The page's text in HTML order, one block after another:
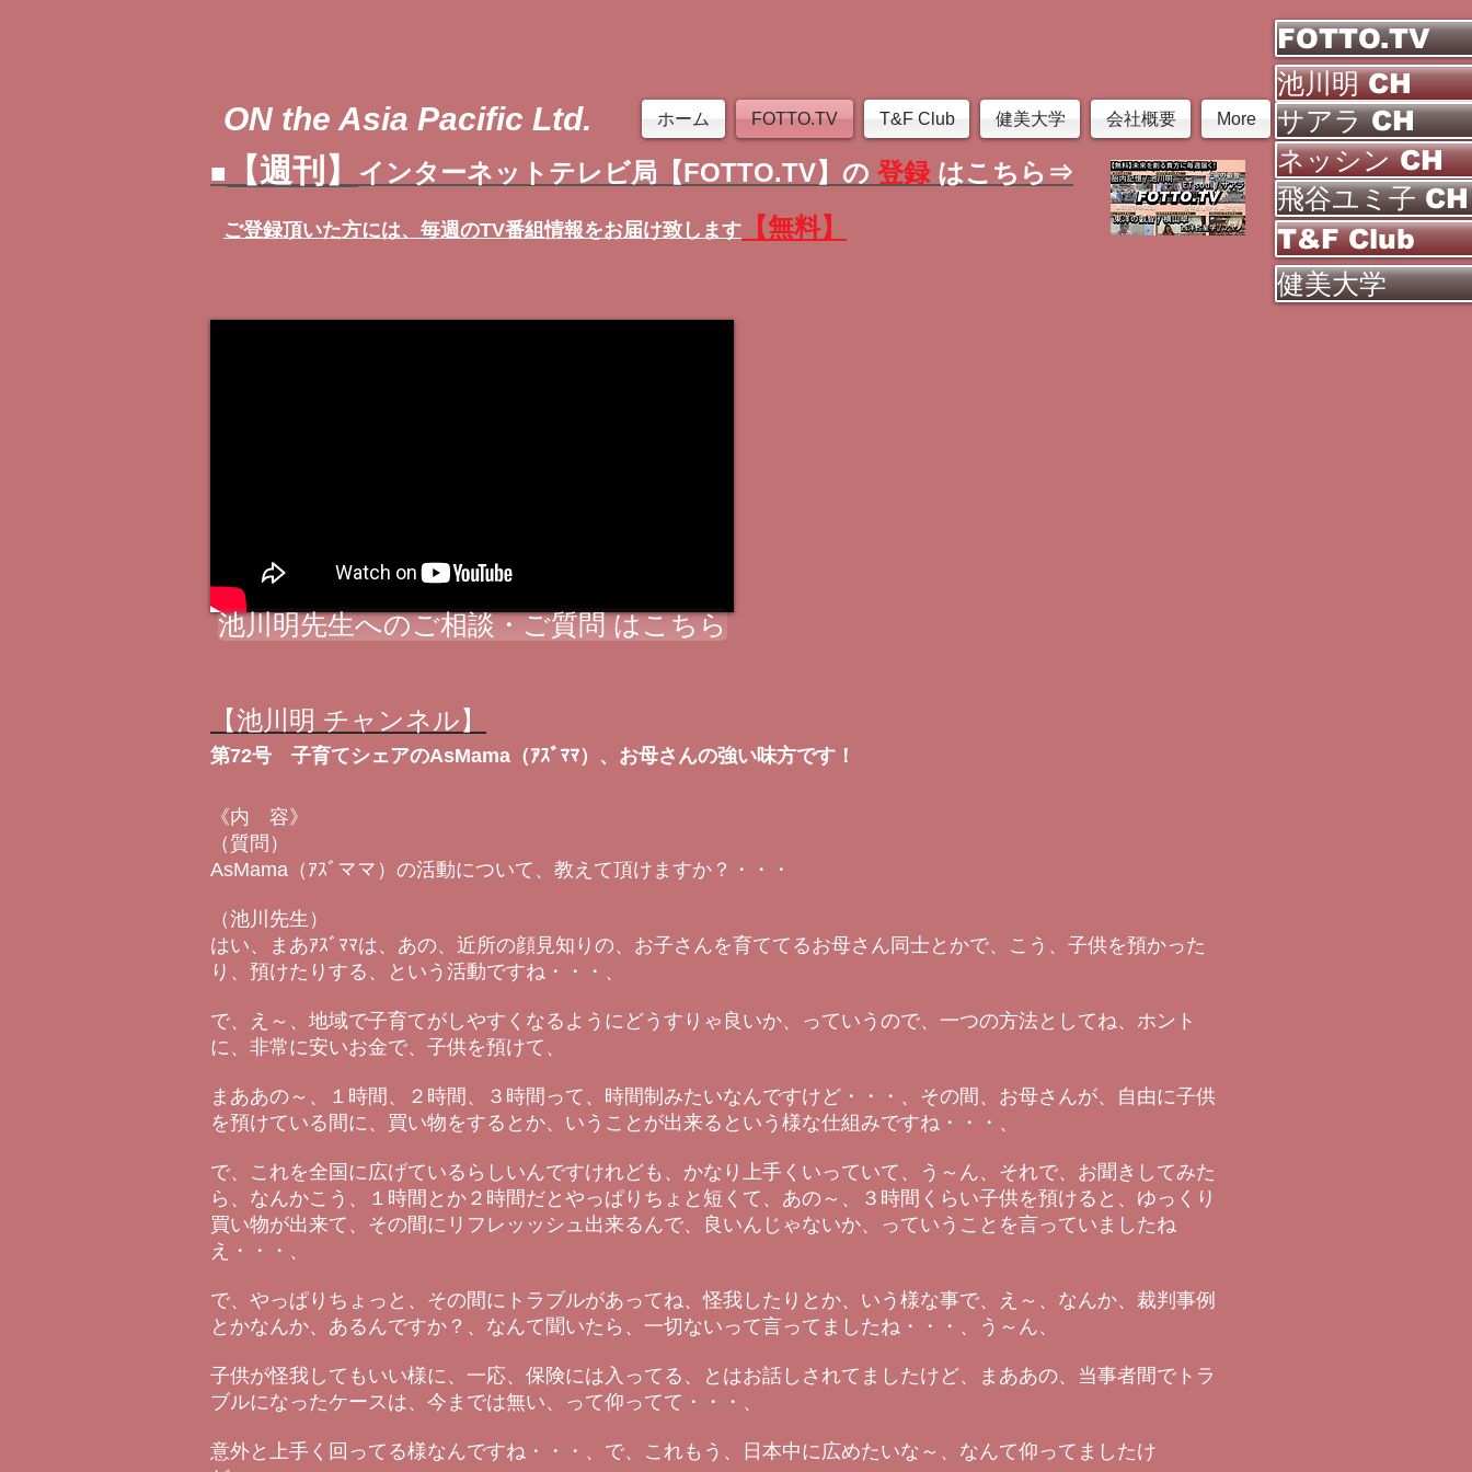
FOTTO.TV
池川明 CH
ON the Asia Pacific Ltd. ホーム FOTTO.TV T&F Club 健美大学 会社概要 More
■ 【週刊】 インターネットテレビ局【FOTTO.TV】の 登録 はこちら⇒
ご登録頂いた方には、 毎週のTV番組情報をお届け致します 【無料】
サアラ CH
ネッシン CH
飛谷ユミ子 CH
T&F Club
健美大学
池川明先生へのご相談・ご質問 はこちら
【池川明 チャンネル】
第72号 子育てシェアのAsMama（ｱｽﾞﾏﾏ）、お母さんの強い味方です！
《内 容》
（質問）
AsMama（ｱｽﾞママ）の活動について、教えて頂けますか？・・・
（池川先生）
はい、まあｱｽﾞﾏﾏは、あの、近所の顔見知りの、お子さんを育ててるお母さん同士とかで、こう、子供を預かった
り、預けたりする、という活動ですね・・・、
で、え～、地域で子育てがしやすくなるようにどうすりゃ良いか、っていうので、一つの方法としてね、ホント
に、非常に安いお金で、子供を預けて、
まああの～、１時間、２時間、３時間って、時間制みたいなんですけど・・・、その間、お母さんが、自由に子供
を預けている間に、買い物をするとか、いうことが出来るという様な仕組みですね・・・、
で、これを全国に広げているらしいんですけれども、かなり上手くいっていて、う～ん、それで、お聞きしてみた
ら、なんかこう、１時間とか２時間だとやっぱりちょと短くて、あの～、３時間くらい子供を預けると、ゆっくり
買い物が出来て、その間にリフレッッシュ出来るんで、良いんじゃないか、っていうことを言っていましたね
え・・・、
で、やっぱりちょっと、その間にトラブルがあってね、怪我したりとか、いう様な事で、え～、なんか、裁判事例
とかなんか、あるんですか？、なんて聞いたら、一切ないって言ってましたね・・・、う～ん、
子供が怪我してもいい様に、一応、保険には入ってる、とはお話しされてましたけど、まああの、当事者間でトラ
ブルになったケースは、今までは無い、って仰ってて・・・、
意外と上手く回ってる様なんですね・・・、で、これもう、日本中に広めたいな～、なんて仰ってましたけ